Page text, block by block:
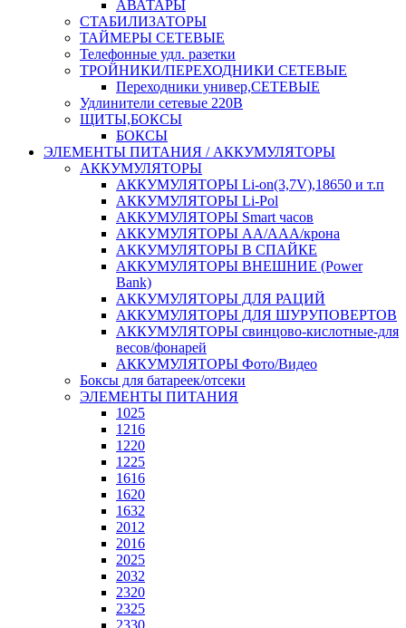
АВАТАРЫ
СТАБИЛИЗАТОРЫ
ТАЙМЕРЫ СЕТЕВЫЕ
Телефонные удл. разетки
ТРОЙНИКИ/ПЕРЕХОДНИКИ СЕТЕВЫЕ
Переходники универ,СЕТЕВЫЕ
Удлинители сетевые 220В
ЩИТЫ,БОКСЫ
БОКСЫ
ЭЛЕМЕНТЫ ПИТАНИЯ / АККУМУЛЯТОРЫ
АККУМУЛЯТОРЫ
АККУМУЛЯТОРЫ Li-on(3,7V),18650 и т.п
АККУМУЛЯТОРЫ Li-Pol
АККУМУЛЯТОРЫ Smart часов
АККУМУЛЯТОРЫ АА/ААА/крона
АККУМУЛЯТОРЫ В СПАЙКЕ
АККУМУЛЯТОРЫ ВНЕШНИЕ (Power
Bank)
АККУМУЛЯТОРЫ ДЛЯ РАЦИЙ
АККУМУЛЯТОРЫ ДЛЯ ШУРУПОВЕРТОВ
АККУМУЛЯТОРЫ свинцово-кислотные-для
весов/фонарей
АККУМУЛЯТОРЫ Фото/Видео
Боксы для батареек/отсеки
ЭЛЕМЕНТЫ ПИТАНИЯ
1025
1216
1220
1225
1616
1620
1632
2012
2016
2025
2032
2320
2325
2330